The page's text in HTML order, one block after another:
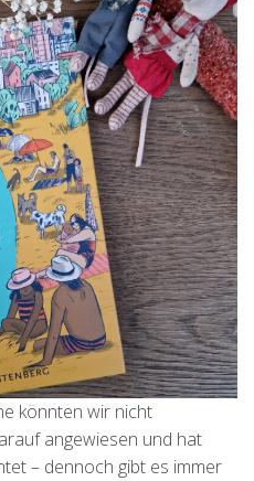
könnten wir nicht
angewiesen und hat
– dennoch gibt es immer